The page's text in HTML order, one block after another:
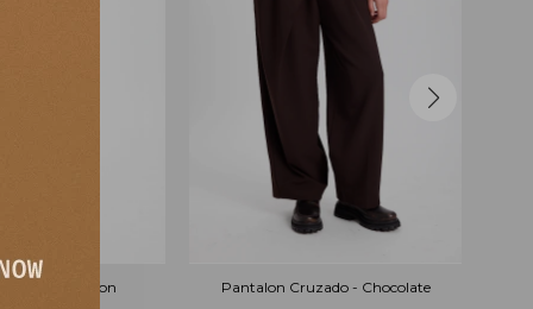
Thalia - Marron Pantalon Cruzado - Chocolate